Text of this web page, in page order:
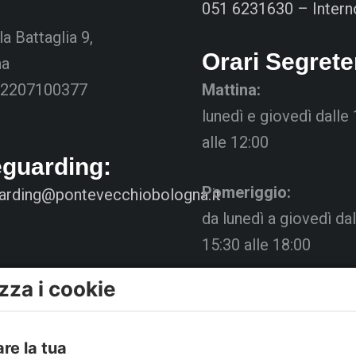
Battaglia 9,
051 6231630 –
Orari
Mattina:
lunedì e giovedì dalle
alle 12:00
Pomeriggio:
da lunedì a giovedì
15:30 alle 18:00
i cookie
la tua